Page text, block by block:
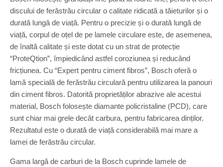
discului de ferăstrău circular o calitate ridicată a tăieturilor și o
durată lungă de viață. Pentru o precizie și o durată lungă de
viață, corpul de oțel de pe lamele circulare este, de asemenea,
de înaltă calitate și este dotat cu un strat de protecție
“ProteQtion”, împiedicând astfel coroziunea și reducând
fricțiunea. Cu “Expert pentru ciment fibros”, Bosch oferă o
lamă specială de ferăstrău circulară pentru utilizarea la panouri
din ciment fibros. Datorită proprietăților abrazive ale acestui
material, Bosch folosește diamante policristaline (PCD), care
sunt chiar mai grele decât carbura, pentru fabricarea dinților.
Rezultatul este o durată de viață considerabilă mai mare a
lamei de ferăstrău circular.
Gama largă de carburi de la Bosch cuprinde lamele de